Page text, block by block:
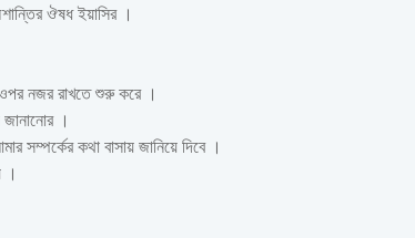
ঔষধ ইয়াসির ।
ওপর নজর রাখতে শুরু করে ।
।
সম্পর্কের কথা বাসায় জানিয়ে দিবে ।
।